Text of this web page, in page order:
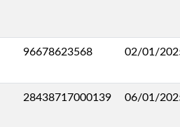
96678623568 02/01/
28438717000139 06/01/